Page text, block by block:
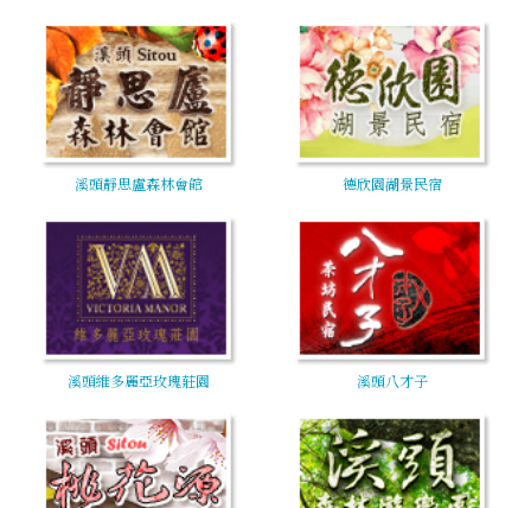
溪頭靜思盧森林會館 德欣園湖景民宿
溪頭維多麗亞玫瑰莊園 溪頭八才子